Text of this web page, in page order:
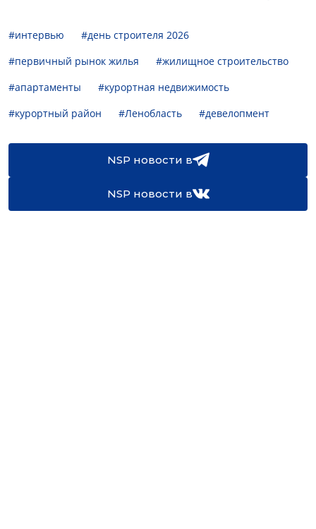
#интервью
#день строителя 2026
#первичный рынок жилья
#жилищное строительство
#апартаменты
#курортная недвижимость
#курортный район
#Ленобласть #девелопмент
NSP новости в
NSP новости в